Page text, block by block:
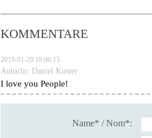
KOMMENTARE
2019-01-29 18:06:15
AutorIn: Daniel Kuster
I love you People!
Name* / Nom*: